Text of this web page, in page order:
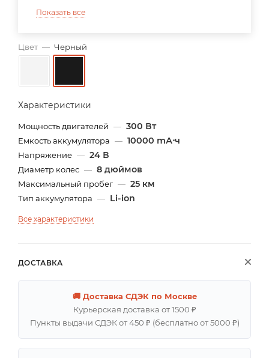
Цвет — Черный
Характеристики
Мощность двигателей — 300 Вт
Емкость аккумулятора — 10000 mА⋅ч
Напряжение — 24 В
Диаметр колес — 8 дюймов
Максимальный пробег — 25 км
Тип аккумулятора — Li-ion
Все характеристики
ДОСТАВКА
🚚 Доставка СДЭК по Москве
Курьерская доставка от 1500 ₽
Пункты выдачи СДЭК от 450 ₽ (бесплатно от 5000 ₽)
Показать все